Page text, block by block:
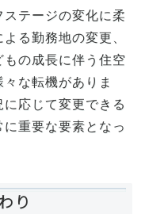
テージの変化に柔
る勤務地の変更、
の成長に伴う住空
な転機がありま
応じて変更できる
重要な要素となっ
り